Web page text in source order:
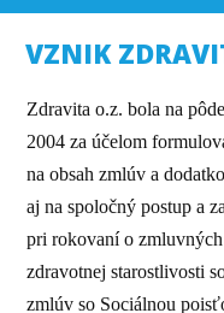
VZNIK
Zdravita o.z. bola na
2004 za účelom
na obsah zmlúv a
aj na spoločný postup a
pri rokovaní o
zdravotnej starostlivosti
zmlúv so Sociálnou